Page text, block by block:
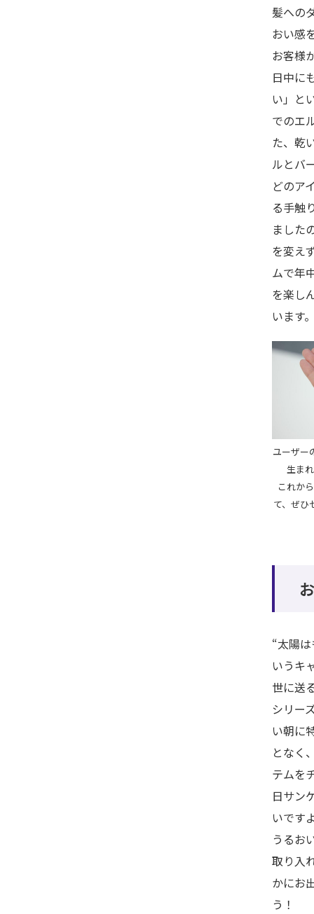
髪への
おい感
お客様
日中に
い」と
でのエ
た、乾
ルとバ
どのア
る手触
ました
を変え
ムで年
を楽し
います
ユーザー
生ま
これか
て、ぜひ
“太陽
いうキ
世に送
シリー
い朝に
となく
テムを
日サン
いです
うるお
取り入
かにお
う！